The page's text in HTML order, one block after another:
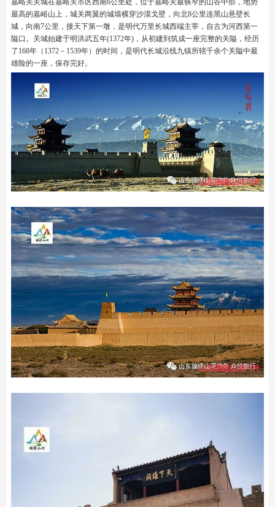
嘉峪关关城在嘉峪关市区西南6公里处，位于嘉峪关最狭窄的山谷中部，地势
最高的嘉峪山上，城关两翼的城墙横穿沙漠戈壁，向北8公里连黑山悬壁长
城，向南7公里，接天下第一墩，是明代万里长城西端主宰，自古为河西第一
隘口。关城始建于明洪武五年(1372年)，从初建到筑成一座完整的关隘，经历
了168年（1372－1539年）的时间，是明代长城沿线九镇所辖千余个关隘中最
雄险的一座，保存完好。